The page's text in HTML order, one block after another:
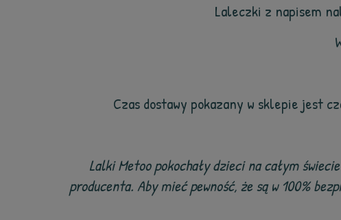
Laleczki z napisem
Czas dostawy pokazany w sklepie jest
Lalki Metoo pokochały dzieci na całym
producenta. Aby mieć pewność, że są w 100%